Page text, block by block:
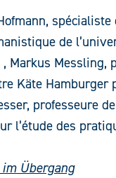
de
, Markus
Käte Hamburger
professeure
l’étude des
Übergang